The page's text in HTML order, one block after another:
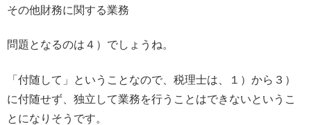
その他財務に関する業務
問題となるのは４）でしょうね。
「付随して」ということなので、税理士は、１）から３）
に付随せず、独立して業務を行うことはできないというこ
とになりそうです。